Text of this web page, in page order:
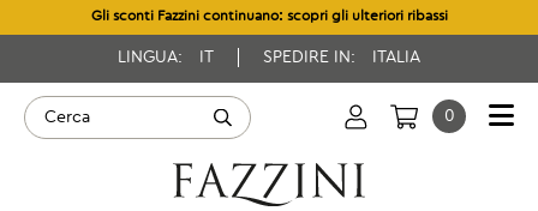
Gli sconti Fazzini continuano: scopri gli ulteriori ribassi
LINGUA: SPEDIRE IN: ITALIA
0